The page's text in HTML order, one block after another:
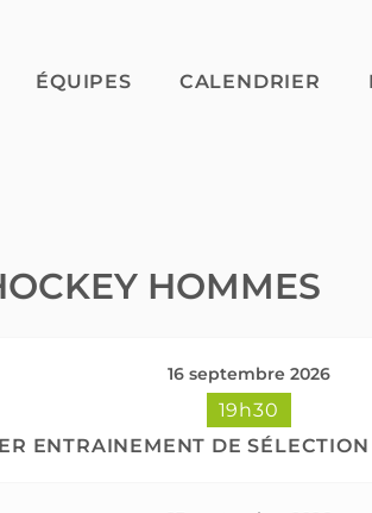
ÉQUIPES CALENDRIER
HOMMES
16 septembre 2026
19h30
ENTRAINEMENT DE